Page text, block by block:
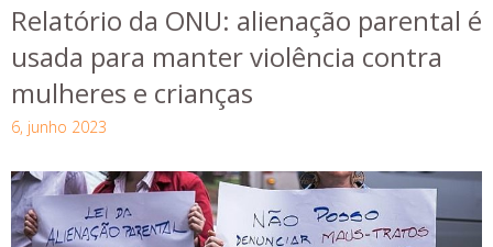
Relatório da ONU: alienação parental é
usada para manter violência contra
mulheres e crianças
6, junho 2023